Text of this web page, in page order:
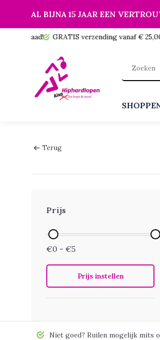
AL BIJNA 15 JAAR EEN
GRATIS verzending vanaf € 25,00!
Terug
Prijs
€0 - €5
Prijs instellen
Niet goed? Ruilen mogelijk mits